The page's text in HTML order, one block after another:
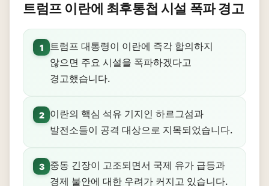
트럼프 이란에 최후통첩 시설 폭파 경고
1
트럼프 대통령이 이란에 즉각 합의하지
않으면 주요 시설을 폭파하겠다고
경고했습니다.
2
이란의 핵심 석유 기지인 하르그섬과
발전소들이 공격 대상으로 지목되었습니다.
3
중동 긴장이 고조되면서 국제 유가 급등과
경제 불안에 대한 우려가 커지고 있습니다.